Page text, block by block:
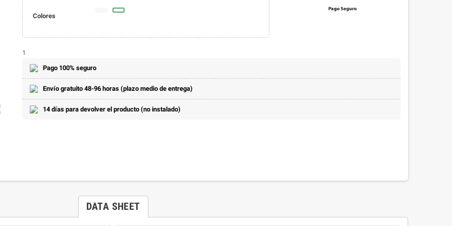
Colores
1
Pago 100% seguro
Envío gratuito 48-96 horas (plazo medio de entrega)
14 días para devolver el producto (no instalado)
DATA SHEET